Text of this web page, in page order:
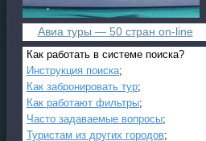
Авиа туры — 50 стран on-line
Как работать в системе поиска?
Инструкция поиска;
Как забронировать тур;
Как работают фильтры;
Часто задаваемые вопросы;
Туристам из других городов;